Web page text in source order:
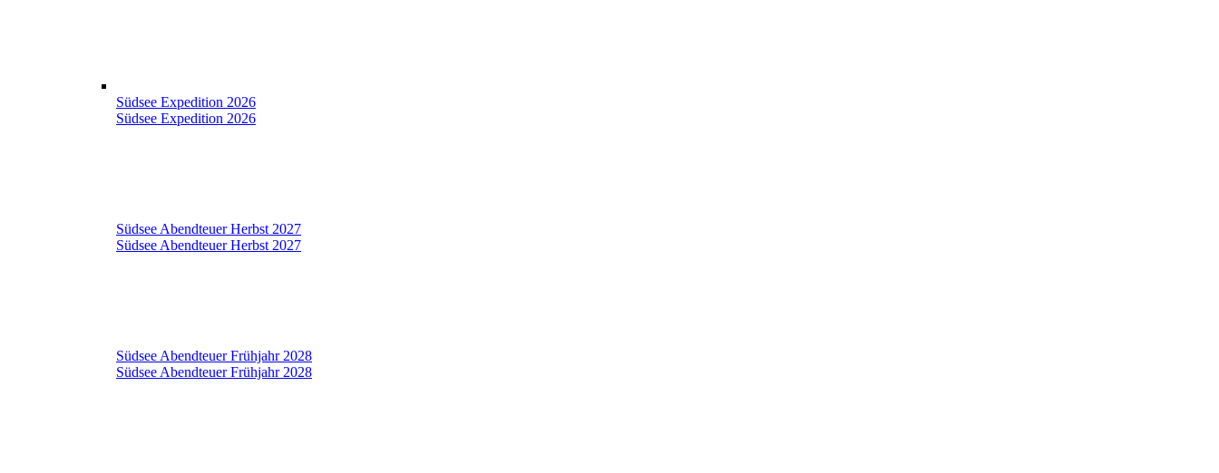
Südsee Expedition 2026
Südsee Expedition 2026
Südsee Abendteuer Herbst 2027
Südsee Abendteuer Herbst 2027
Südsee Abendteuer Frühjahr 2028
Südsee Abendteuer Frühjahr 2028